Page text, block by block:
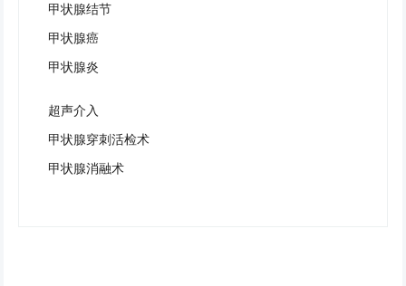
甲状腺结节
甲状腺癌
甲状腺炎
超声介入
甲状腺穿刺活检术
甲状腺消融术